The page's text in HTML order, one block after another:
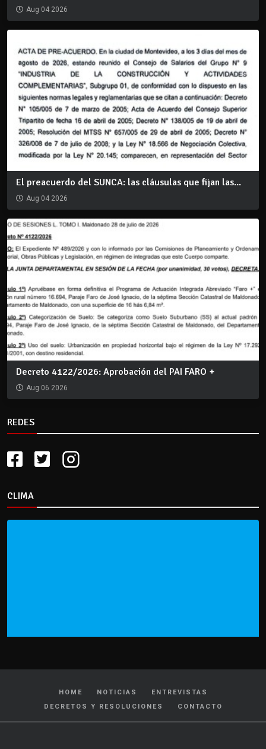
Aug 04 2026
El preacuerdo del SUNCA: las cláusulas que fijan las...
Aug 04 2026
Decreto 4122/2026: Aprobación del PAI FARO +
Aug 06 2026
REDES
CLIMA
HOME NOTICIAS
ENTREVISTAS
DECRETOS Y RESOLUCIONES
CONTACTO